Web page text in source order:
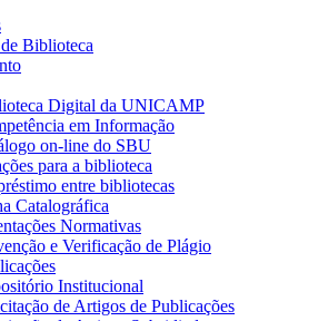
Biblioteca
Digital da UNICAMP
em Informação
on-line do SBU
para a biblioteca
entre bibliotecas
Catalográfica
Normativas
e Verificação de Plágio
Institucional
de Artigos de Publicações